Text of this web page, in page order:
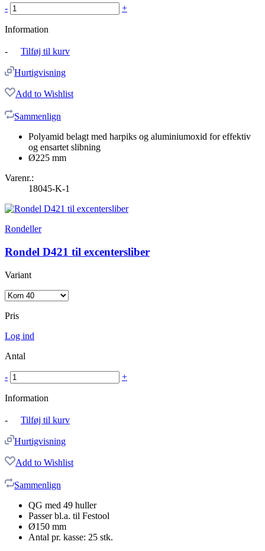
- +
Information
- Tilføj til kurv
Hurtigvisning
Add to Wishlist
Sammenlign
Polyamid belagt med harpiks og aluminiumoxid for effektiv
og ensartet slibning
Ø225 mm
Varenr.:
18045-K-1
Rondeller
Rondel D421 til excentersliber
Variant
Pris
Log ind
Antal
- +
Information
- Tilføj til kurv
Hurtigvisning
Add to Wishlist
Sammenlign
QG med 49 huller
Passer bl.a. til Festool
Ø150 mm
Antal pr. kasse: 25 stk.